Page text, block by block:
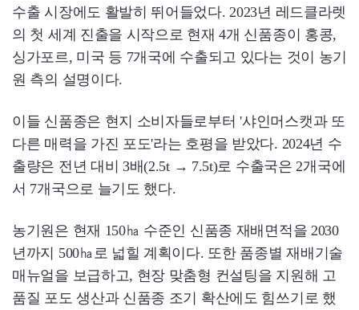
수출 시장에도 활발히 뛰어들었다. 2023년 레드클라렛
의 첫 세계 진출을 시작으로 현재 4개 신품종이 홍콩,
싱가포르, 미국 등 7개국에 수출되고 있다는 것이 농기
원 측의 설명이다.
이들 신품종은 현지 소비자들로부터 '샤인머스캣과 또
다른 매력을 가진 포도'라는 호평을 받았다. 2024년 수
출량은 전년 대비 3배(2.5t → 7.5t)로 수출국은 2개국에
서 7개국으로 늘기도 했다.
농기원은 현재 150㏊ 수준인 신품종 재배면적을 2030
년까지 500㏊로 넓힐 계획이다. 또한 품종별 재배기술
매뉴얼을 보급하고, 현장 맞춤형 컨설팅을 지원해 고
품질 포도 생산과 신품종 조기 확산에도 힘쓰기로 했